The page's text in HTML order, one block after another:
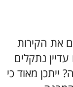
את הקירות
נתקלים
ייתכן מאוד כי